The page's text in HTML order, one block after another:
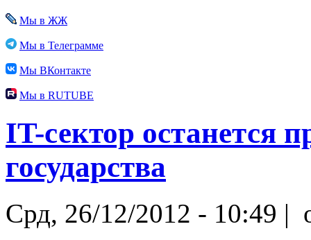
Мы в ЖЖ
Мы в Телеграмме
Мы ВКонтакте
Мы в RUTUBE
IT-сектор останется
государства
Срд, 26/12/2012 - 10:49 |